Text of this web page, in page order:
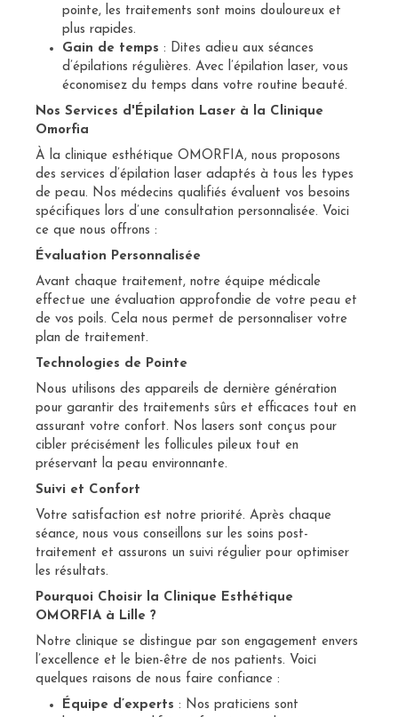
pointe, les traitements sont moins douloureux et
plus rapides.
Gain de temps : Dites adieu aux séances
d’épilations régulières. Avec l’épilation laser, vous
économisez du temps dans votre routine beauté.
Nos Services d'Épilation Laser à la Clinique
Omorfia
À la clinique esthétique OMORFIA, nous proposons
des services d’épilation laser adaptés à tous les types
de peau. Nos médecins qualifiés évaluent vos besoins
spécifiques lors d’une consultation personnalisée. Voici
ce que nous offrons :
Évaluation Personnalisée
Avant chaque traitement, notre équipe médicale
effectue une évaluation approfondie de votre peau et
de vos poils. Cela nous permet de personnaliser votre
plan de traitement.
Technologies de Pointe
Nous utilisons des appareils de dernière génération
pour garantir des traitements sûrs et efficaces tout en
assurant votre confort. Nos lasers sont conçus pour
cibler précisément les follicules pileux tout en
préservant la peau environnante.
Suivi et Confort
Votre satisfaction est notre priorité. Après chaque
séance, nous vous conseillons sur les soins post-
traitement et assurons un suivi régulier pour optimiser
les résultats.
Pourquoi Choisir la Clinique Esthétique
OMORFIA à Lille ?
Notre clinique se distingue par son engagement envers
l’excellence et le bien-être de nos patients. Voici
quelques raisons de nous faire confiance :
Équipe d’experts : Nos praticiens sont